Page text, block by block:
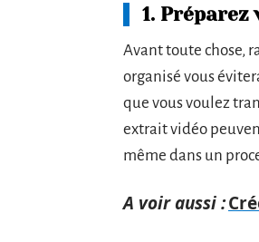
1. Préparez
Avant toute chose,
organisé vous
que vous voulez
extrait vidéo
même dans un
A voir aussi :